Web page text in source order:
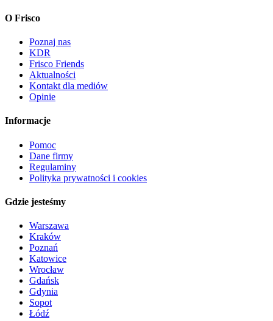
O Frisco
Poznaj nas
KDR
Frisco Friends
Aktualności
Kontakt dla mediów
Opinie
Informacje
Pomoc
Dane firmy
Regulaminy
Polityka prywatności i cookies
Gdzie jesteśmy
Warszawa
Kraków
Poznań
Katowice
Wrocław
Gdańsk
Gdynia
Sopot
Łódź